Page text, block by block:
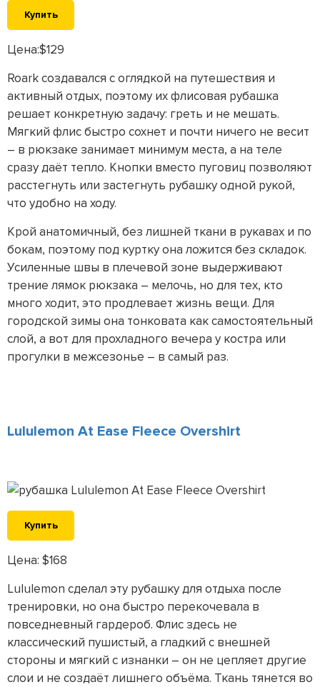
Купить
Цена:$129
Roark создавался с оглядкой на путешествия и
активный отдых, поэтому их флисовая рубашка
решает конкретную задачу: греть и не мешать.
Мягкий флис быстро сохнет и почти ничего не весит
– в рюкзаке занимает минимум места, а на теле
сразу даёт тепло. Кнопки вместо пуговиц позволяют
расстегнуть или застегнуть рубашку одной рукой,
что удобно на ходу.
Крой анатомичный, без лишней ткани в рукавах и по
бокам, поэтому под куртку она ложится без складок.
Усиленные швы в плечевой зоне выдерживают
трение лямок рюкзака – мелочь, но для тех, кто
много ходит, это продлевает жизнь вещи. Для
городской зимы она тонковата как самостоятельный
слой, а вот для прохладного вечера у костра или
прогулки в межсезонье – в самый раз.
Lululemon At Ease Fleece Overshirt
Купить
Цена: $168
Lululemon сделал эту рубашку для отдыха после
тренировки, но она быстро перекочевала в
повседневный гардероб. Флис здесь не
классический пушистый, а гладкий с внешней
стороны и мягкий с изнанки – он не цепляет другие
слои и не создаёт лишнего объёма. Ткань тянется во